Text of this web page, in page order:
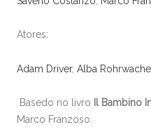
Atores:
Adam Driver, Alba
Basedo no livro Il Bambino
Marco Franzoso.